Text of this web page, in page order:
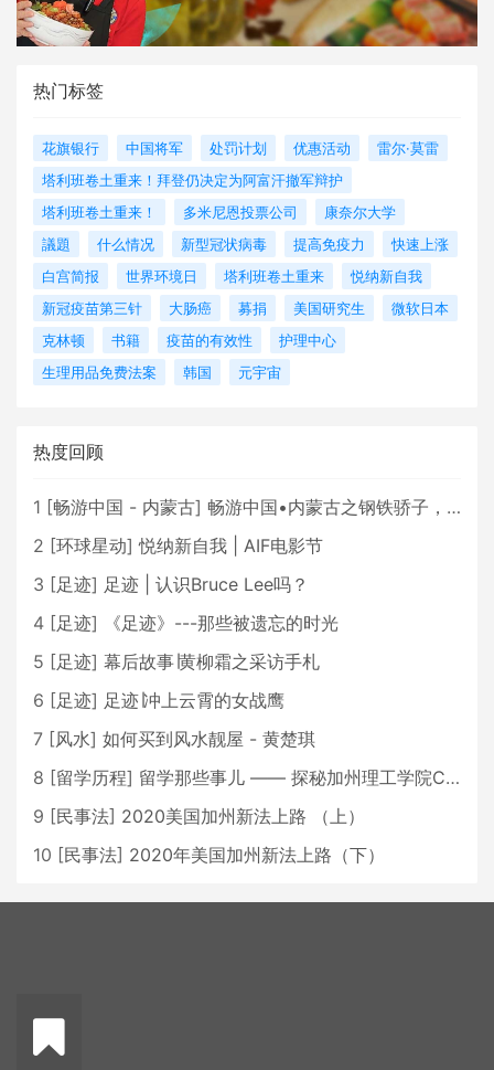
热门标签
花旗银行 中国将军 处罚计划 优惠活动
雷尔·莫雷
塔利班卷土重来！拜登仍决定为阿富汗撤军辩护
塔利班卷土重来！
多米尼恩投票公司
康奈尔大学
議題
什么情况 新型冠状病毒 提高免疫力
快速上涨
白宫简报
世界环境日 塔利班卷土重来
悦纳新自我
新冠疫苗第三针
大肠癌 募捐 美国研究生
微软日本
克林顿
书籍 疫苗的有效性
护理中心
生理用品免费法案
韩国 元宇宙
热度回顾
1 [畅游中国 - 内蒙古] 畅游中国•内蒙古之钢铁骄子，魅力包头
2 [环球星动] 悦纳新自我 | AIF电影节
3 [足迹] 足迹 | 认识Bruce Lee吗？
4 [足迹]
《足迹》---那些被遗忘的时光
5 [足迹] 幕后故事∣黄柳霜之采访手札
6 [足迹] 足迹∣冲上云霄的女战鹰
7 [风水] 如何买到风水靓屋 - 黄楚琪
8 [留学历程] 留学那些事儿 —— 探秘加州理工学院Caltech博士生活 [上集]
9 [民事法] 2020美国加州新法上路 （上）
10 [民事法] 2020年美国加州新法上路（下）